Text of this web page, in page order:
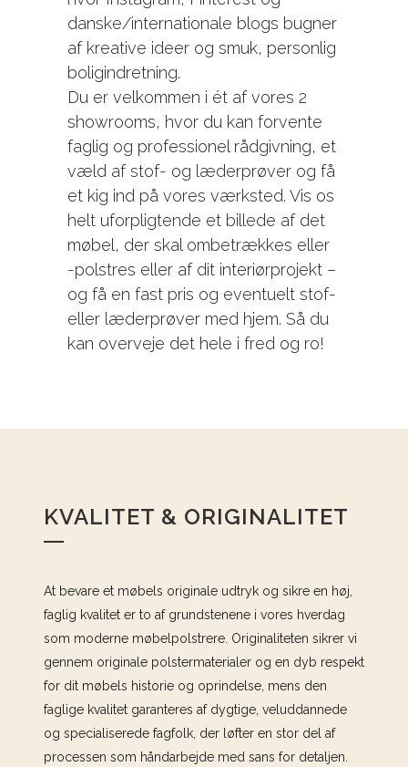
danske/internationale blogs bugner
af kreative ideer og smuk, personlig
boligindretning.
Du er velkommen i ét af vores 2
showrooms, hvor du kan forvente
faglig og professionel rådgivning, et
væld af stof- og læderprøver og få
et kig ind på vores værksted. Vis os
helt uforpligtende et billede af det
møbel, der skal ombetrækkes eller
-polstres eller af dit interiørprojekt –
og få en fast pris og eventuelt stof-
eller læderprøver med hjem. Så du
kan overveje det hele i fred og ro!
KVALITET & ORIGINALITET
At bevare et møbels originale udtryk og sikre en høj,
faglig kvalitet er to af grundstenene i vores hverdag
som moderne møbelpolstrere. Originaliteten sikrer vi
gennem originale polstermaterialer og en dyb respekt
for dit møbels historie og oprindelse, mens den
faglige kvalitet garanteres af dygtige, veluddannede
og specialiserede fagfolk, der løfter en stor del af
processen som håndarbejde med sans for detaljen.